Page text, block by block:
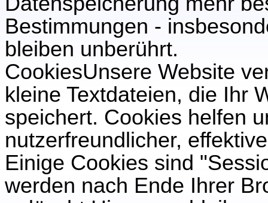
Bestimmungen -
bleiben unberührt.
CookiesUnsere Website
kleine Textdateien, die Ihr
speichert. Cookies helfen
nutzerfreundlicher,
Einige Cookies sind
werden nach Ende Ihrer